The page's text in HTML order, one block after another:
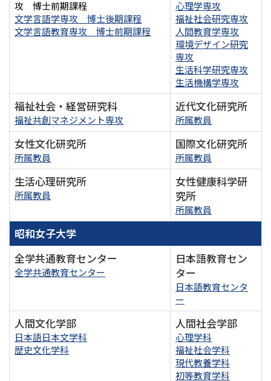
攻 博士前期課程
文学言語学専攻 博士後期課程
文学言語教育専攻 博士前期課程
心理学専攻
福祉社会研究専攻
人間教育学専攻
環境デザイン研究
専攻
生活科学研究専攻
生活機構学専攻
福祉社会・経営研究科
福祉共創マネジメント専攻
近代文化研究所
所属教員
女性文化研究所
所属教員
国際文化研究所
所属教員
生活心理研究所
所属教員
女性健康科学研
究所
所属教員
昭和女子大学
全学共通教育センター
全学共通教育センター
日本語教育セン
ター
日本語教育センタ
ー
人間文化学部
日本語日本文学科
歴史文化学科
人間社会学部
心理学科
福祉社会学科
現代教養学科
初等教育学科